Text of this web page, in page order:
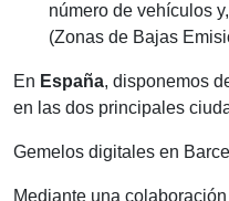
número de vehículos
(Zonas de Bajas
En España, disponemos
en las dos principales
Gemelos digitales en
Mediante una colaboración